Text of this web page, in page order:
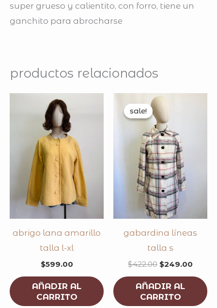
super grueso y calientito, con forro, tiene un
ganchito para abrocharse
productos relacionados
abrigo lana amarillo
talla l-xl
$599.00
AÑADIR AL
CARRITO
sale!
sale!
gabardina líneas
talla s
$422.00
original
was:
$422.00.
$249.00
AÑADIR AL
CARRITO